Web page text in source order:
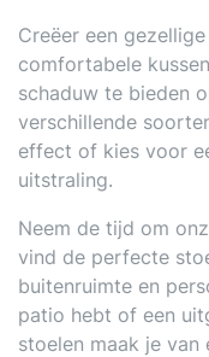
Creëer een
comfortabele
schaduw te bieden
verschillende
effect of kies voor
uitstraling.
Neem de tijd om
vind de perfecte
buitenruimte en
patio hebt of een
stoelen maak je van